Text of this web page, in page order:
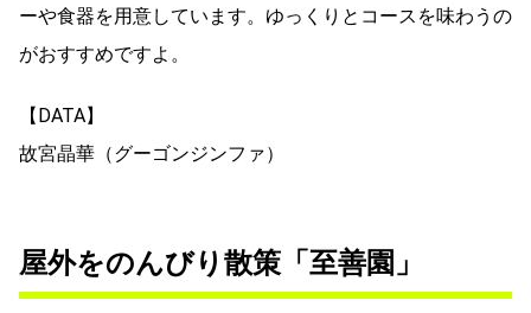
ーや食器を用意しています。ゆっくりとコースを味わうの
がおすすめですよ。
【DATA】
故宮晶華（グーゴンジンファ）
屋外をのんびり散策「至善園」